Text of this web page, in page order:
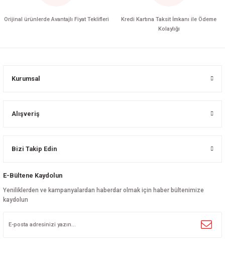
Orijinal ürünlerde Avantajlı Fiyat Teklifleri
Kredi Kartına Taksit İmkanı ile Ödeme
Kolaylığı
Kurumsal
Alışveriş
Bizi Takip Edin
E-Bültene Kaydolun
Yeniliklerden ve kampanyalardan haberdar olmak için haber bültenimize
kaydolun